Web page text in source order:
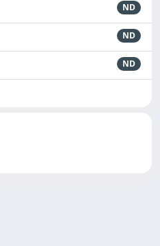
ND
ND
ND